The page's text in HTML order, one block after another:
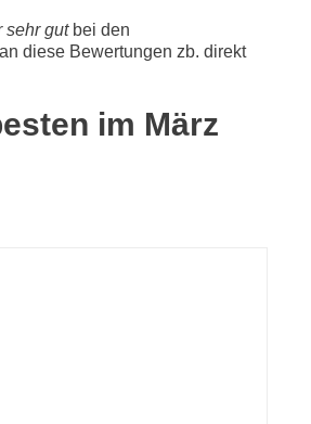
sehr gutbei den
diese Bewertungen zb. direkt
im März